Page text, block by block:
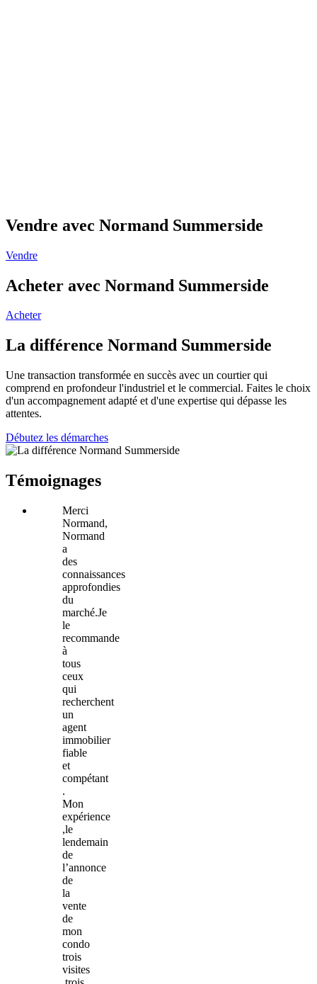
Vendre avec Normand Summerside
Vendre
Acheter avec Normand Summerside
Acheter
La différence Normand Summerside
Une transaction transformée en succès avec un courtier qui
comprend en profondeur l'industriel et le commercial. Faites le choix
d'un accompagnement adapté et d'une expertise qui dépasse les
attentes.
Débutez les démarches
Témoignages
Merci
Normand,
Normand
a
des
connaissances
approfondies
du
marché.Je
le
recommande
à
tous
ceux
qui
recherchent
un
agent
immobilier
fiable
et
compétant
.
Mon
expérience
,le
lendemain
de
l’annonce
de
la
vente
de
mon
condo
trois
visites